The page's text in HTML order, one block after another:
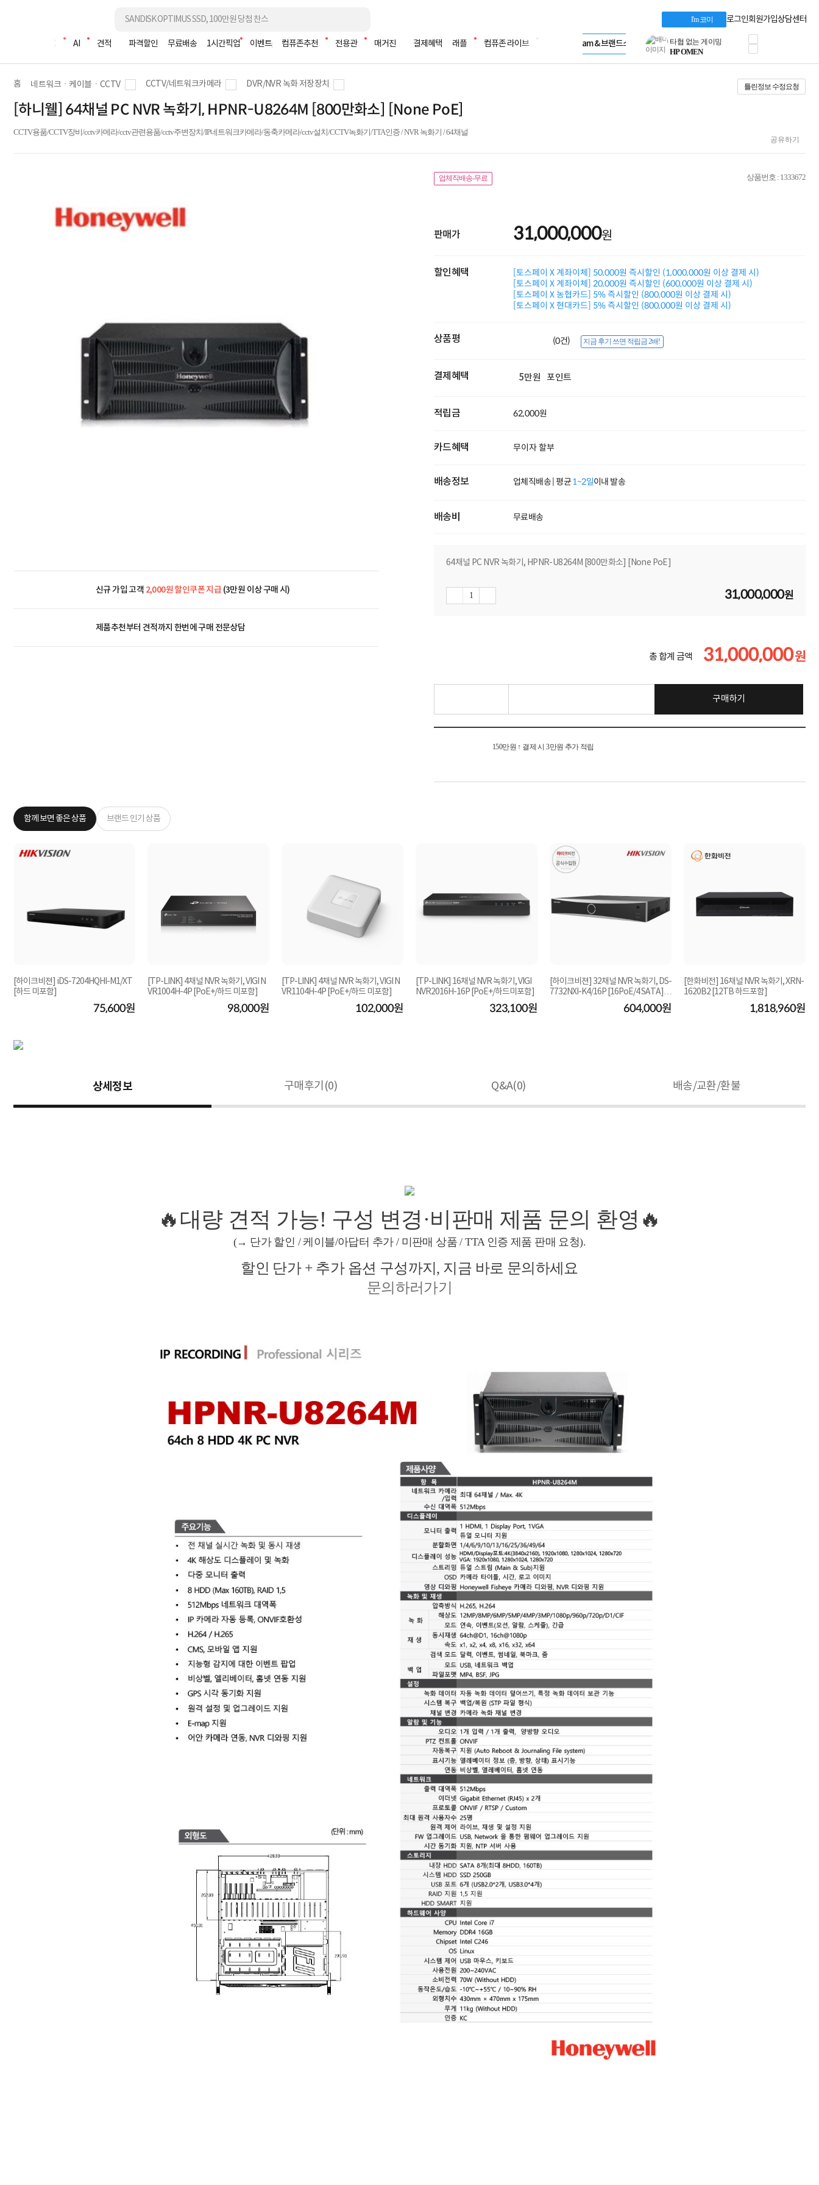
I'm 코미 로그인회원가입상담센터
조립PC AI 견적 파격할인 무료배송 1시간픽업 이벤트 컴퓨존추천 전용관 매거진 결제혜택 래플 컴퓨존 라이브
LG gram & 브랜드스토어
Microsoft 브랜드스토어
AMD 브랜드스토어
Dell 구매 찬스
프로 에센셜
타협 없는 게이밍
HP OMEN
로지텍
MSI 공유기
적립금 3% 페이백
시스코 스위칭허브
누적 금액 별
홈 네트워크ㆍ케이블ㆍCCTV CCTV/네트워크카메라 DVR/NVR 녹화 저장장치 틀린정보 수정요청
[하니웰] 64채널 PC NVR 녹화기, HPNR-U8264M [800만화소] [None PoE]
CCTV용품/CCTV장비/cctv카메라/cctv관련용품/cctv주변장치/IP네트워크카메라/동축카메라/cctv설치/CCTV녹화기/TTA인증 / NVR 녹화기 / 64채널
공유하기
신규 가입 고객 2,000원 할인쿠폰 지급(3만원 이상 구매 시)
제품추천부터 견적까지 한번에구매 전문상담
업체직배송-무료 상품번호 : 1333672
판매가 31,000,000원
할인혜택
[토스페이 X 계좌이체] 50,000원 즉시할인 (1,000,000원 이상 결제 시)
[토스페이 X 계좌이체] 20,000원 즉시할인 (600,000원 이상 결제 시)
[토스페이 X 농협카드] 5% 즉시할인 (800,000원 이상 결제 시)
[토스페이 X 현대카드] 5% 즉시할인 (800,000원 이상 결제 시)
상품평 (0건) 지금 후기 쓰면 적립금 2배!
결제혜택 5만원 포인트
적립금 62,000원
카드혜택 무이자 할부
배송정보 업체직배송 | 평균1~2일이내 발송
배송비 무료배송
64채널 PC NVR 녹화기, HPNR-U8264M [800만화소] [None PoE]
31,000,000원
총 합계 금액 31,000,000원
구매하기
150만원 ↑ 결제 시 3만원 추가 적립
함께 보면 좋은 상품 브랜드 인기 상품
[하이크비젼] iDS-7204HQHI-M1/XT
[하드 미포함]
75,600원
[TP-LINK] 4채널 NVR 녹화기, VIGI N
VR1004H-4P [PoE+/하드 미포함]
98,000원
[TP-LINK] 4채널 NVR 녹화기, VIGI N
VR1104H-4P [PoE+/하드 미포함]
102,000원
[TP-LINK] 16채널 NVR 녹화기, VIGI
NVR2016H-16P [PoE+/하드미포함]
323,100원
[하이크비젼] 32채널 NVR 녹화기, DS-
7732NXI-K4/16P [16PoE/4 SATA]
604,000원
[한화비전] 16채널 NVR 녹화기, XRN-
1620B2 [12TB 하드포함]
1,818,960원
상세정보 구매후기(0) Q&A(0) 배송/교환/환불
🔥대량 견적 가능! 구성 변경·비판매 제품 문의 환영🔥
(→ 단가 할인 / 케이블/아답터 추가 / 미판매 상품 / TTA 인증 제품 판매 요청).
할인 단가 + 추가 옵션 구성까지, 지금 바로 문의하세요
문의하러가기